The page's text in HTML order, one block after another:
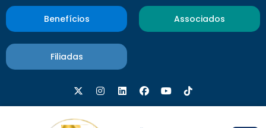
Benefícios Associados
Filiadas